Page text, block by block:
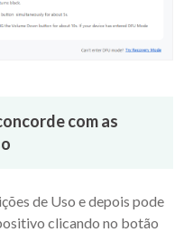
com as
de Uso e depois pode
clicando no botão